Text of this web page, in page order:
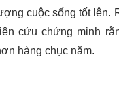
cuộc sống tốt lên.
cứu chứng minh
hàng chục năm.